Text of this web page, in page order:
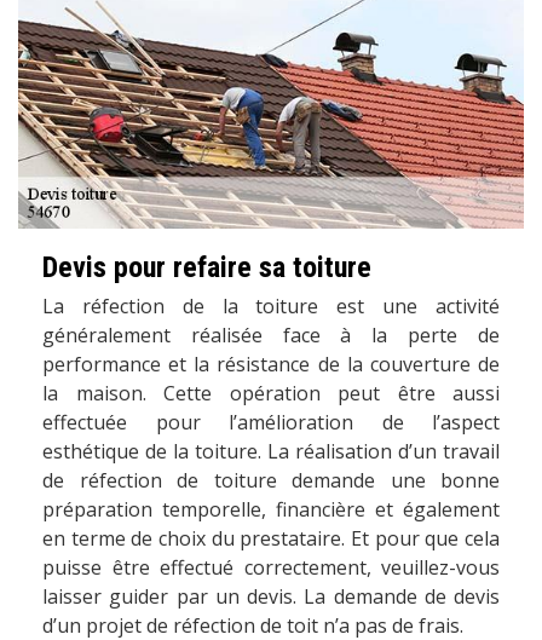
Devis pour refaire sa toiture
La réfection de la toiture est une activité
généralement réalisée face à la perte de
performance et la résistance de la couverture de
la maison. Cette opération peut être aussi
effectuée pour l’amélioration de l’aspect
esthétique de la toiture. La réalisation d’un travail
de réfection de toiture demande une bonne
préparation temporelle, financière et également
en terme de choix du prestataire. Et pour que cela
puisse être effectué correctement, veuillez-vous
laisser guider par un devis. La demande de devis
d’un projet de réfection de toit n’a pas de frais.